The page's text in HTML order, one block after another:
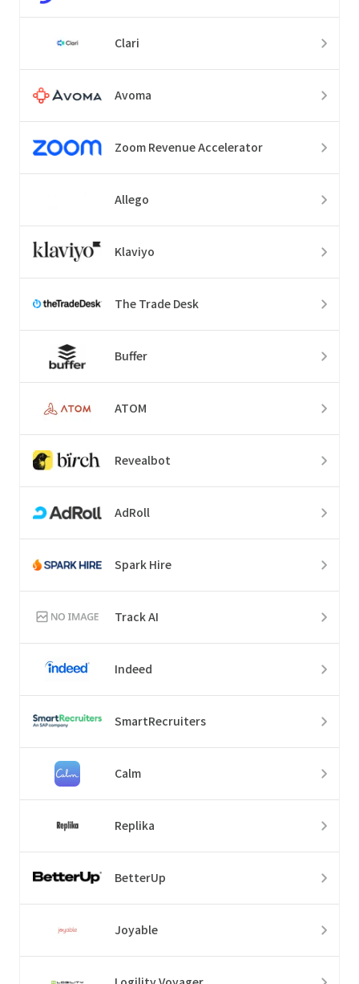
Clari
Avoma
Zoom Revenue Accelerator
Allego
Klaviyo
The Trade Desk
Buffer
ATOM
Revealbot
AdRoll
Spark Hire
Track AI
Indeed
SmartRecruiters
Calm
Replika
BetterUp
Joyable